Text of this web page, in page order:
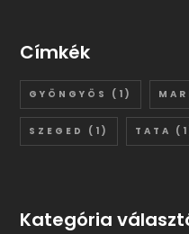
Címkék
GYÖNGYÖS (1)
SZEGED (1) TATA
Kategória